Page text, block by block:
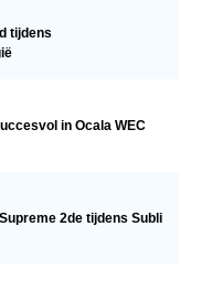
tijdens
in Ocala WEC
2de tijdens Subli